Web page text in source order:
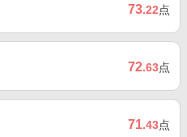
73.22点
72.63点
71.43点